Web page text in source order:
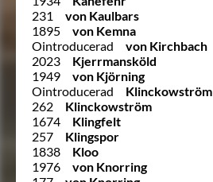
231
von Kaulbars
1895
von Kemna
Ointroducerad
von Kirchbach
2023
Kjerrmansköld
1949
von Kjörning
Ointroducerad
Klinckowström
262
Klinckowström
1674
Klingfelt
257
Klingspor
1838
Kloo
1976
von Knorring